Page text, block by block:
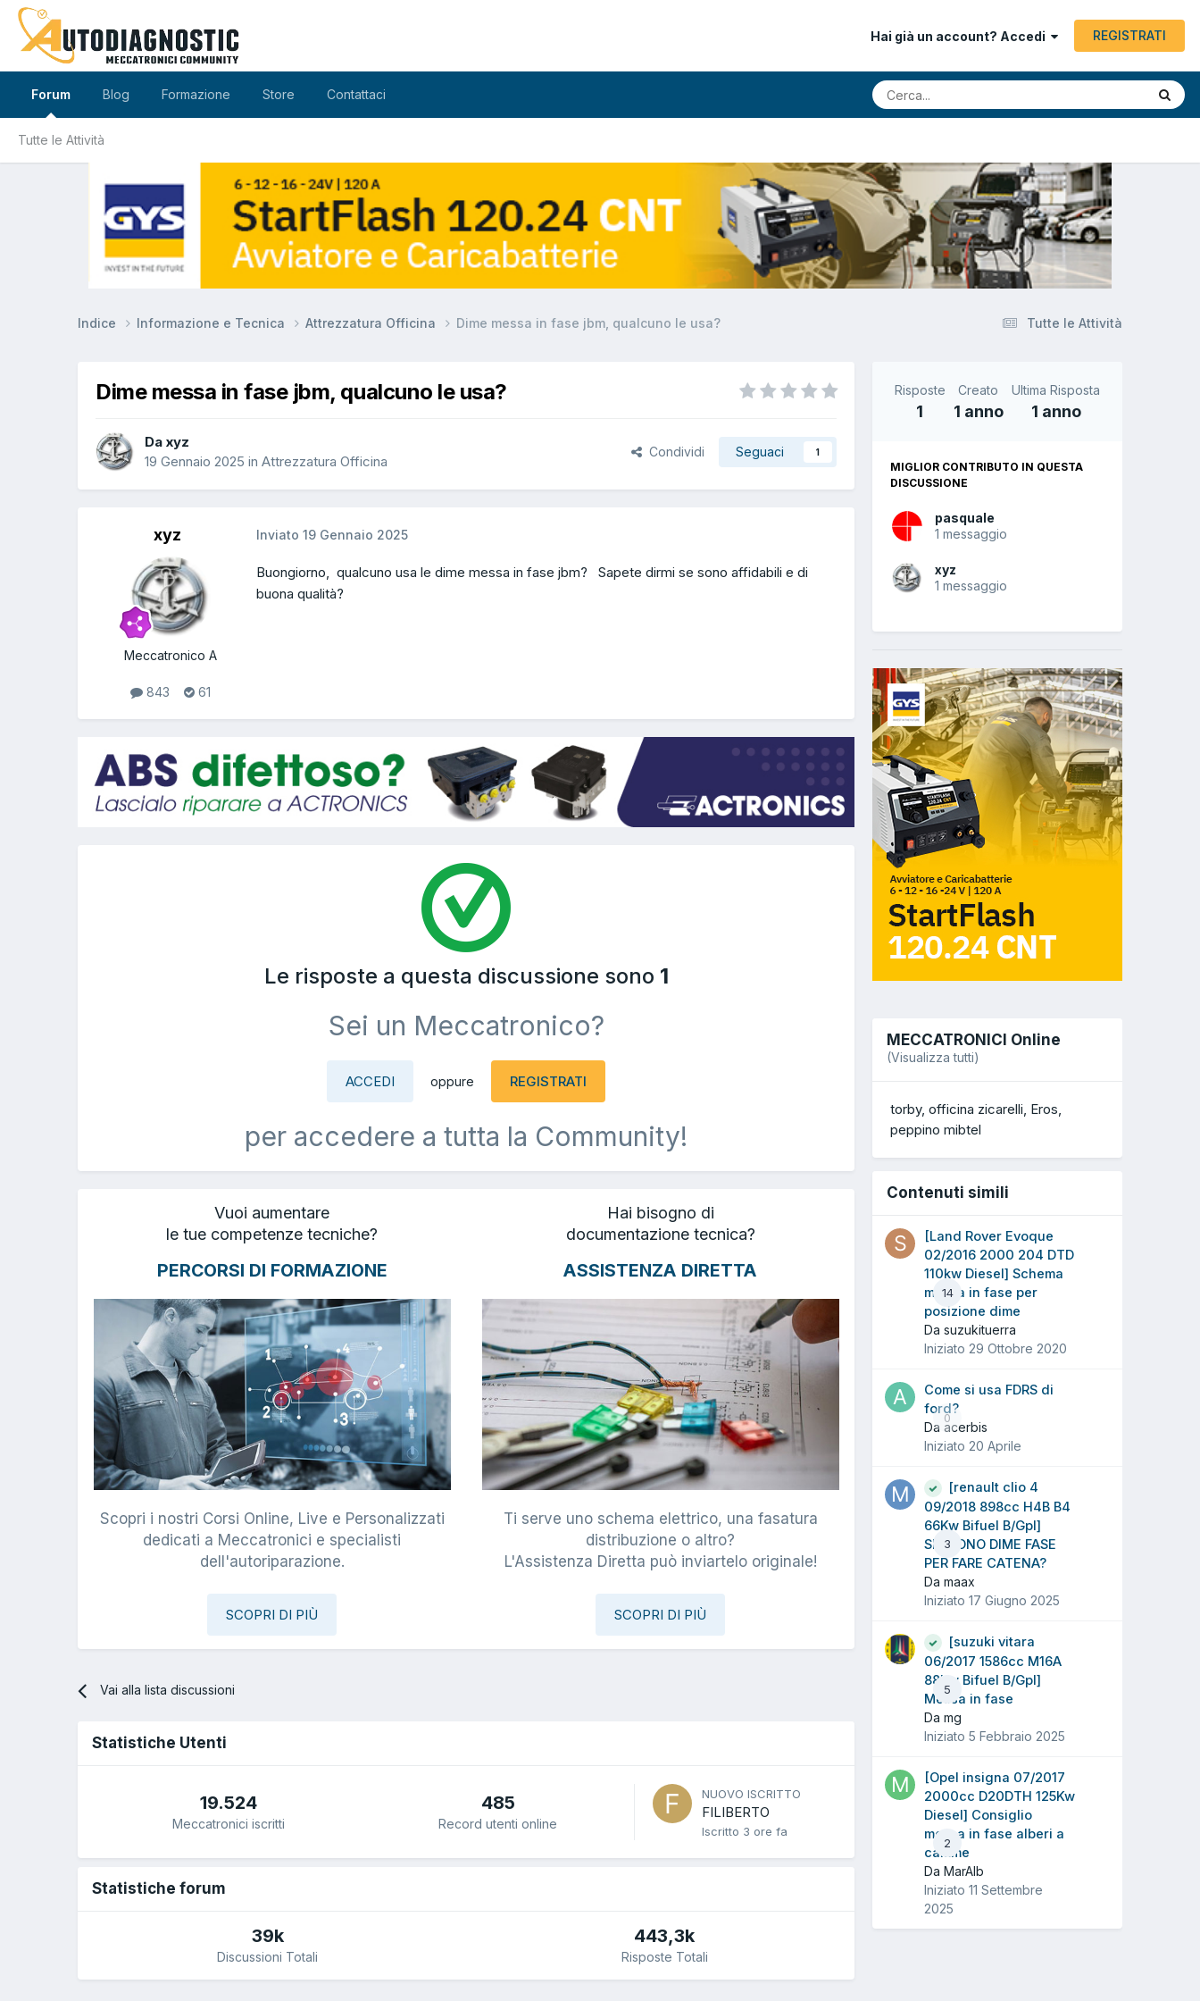
Hai già un account? Accedi REGISTRATI
Forum
Tutte le Attività
Blog Formazione Store Contattaci
Tutte le Attività
Indice Informazione e Tecnica Attrezzatura Officina Dime messa in fase jbm, qualcuno le usa?
Dime messa in fase jbm, qualcuno le usa?
Da xyz
19 Gennaio 2025 in Attrezzatura Officina
Condividi Seguaci 1
xyz
Meccatronico A
843 61
Inviato 19 Gennaio 2025
Buongiorno, qualcuno usa le dime messa in fase jbm? Sapete dirmi se sono affidabili e di
buona qualità?
Le risposte a questa discussione sono 1
Sei un Meccatronico?
ACCEDI oppure REGISTRATI
per accedere a tutta la Community!
Vuoi aumentare
le tue competenze tecniche?
PERCORSI DI FORMAZIONE
Scopri i nostri Corsi Online, Live e Personalizzati
dedicati a Meccatronici e specialisti
dell'autoriparazione.
SCOPRI DI PIÙ
Hai bisogno di
documentazione tecnica?
ASSISTENZA DIRETTA
Ti serve uno schema elettrico, una fasatura
distribuzione o altro?
L'Assistenza Diretta può inviartelo originale!
SCOPRI DI PIÙ
Vai alla lista discussioni
Statistiche Utenti
19.524
Meccatronici iscritti
485
Record utenti online
NUOVO ISCRITTO
FILIBERTO
Iscritto 3 ore fa
Statistiche forum
39k
Discussioni Totali
443,3k
Risposte Totali
Risposte
1
Creato
1 anno
Ultima Risposta
1 anno
MIGLIOR CONTRIBUTO IN QUESTA
DISCUSSIONE
pasquale
1 messaggio
xyz
1 messaggio
MECCATRONICI Online
(Visualizza tutti)
torby officina zicarelli Eros
peppino mibtel
Contenuti simili
14
[Land Rover Evoque
02/2016 2000 204 DTD
110kw Diesel] Schema
messa in fase per
posizione dime
Da suzukituerra
Iniziato 29 Ottobre 2020
0
Come si usa FDRS di
ford?
Da acerbis
Iniziato 20 Aprile
3
[renault clio 4
09/2018 898cc H4B B4
66Kw Bifuel B/Gpl]
SERVONO DIME FASE
PER FARE CATENA?
Da maax
Iniziato 17 Giugno 2025
5
[suzuki vitara
06/2017 1586cc M16A
88Kw Bifuel B/Gpl]
Messa in fase
Da mg
Iniziato 5 Febbraio 2025
2
[Opel insigna 07/2017
2000cc D20DTH 125Kw
Diesel] Consiglio
messa in fase alberi a
camme
Da MarAlb
Iniziato 11 Settembre
2025